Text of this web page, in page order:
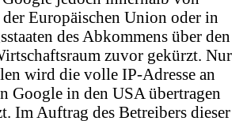
Europäischen Union oder in
des Abkommens über den
zuvor gekürzt. Nur
wird die volle IP-Adresse an
Google in den USA übertragen
Im Auftrag des Betreibers dieser